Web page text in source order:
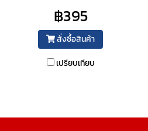
฿395
สั่งซื้อสินค้า
เปรียบเทียบ